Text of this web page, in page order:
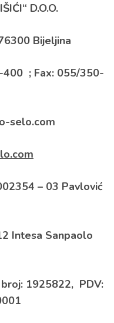
D.O.O.
Bijeljina
; Fax: 055/350-
selo.com
– 03 Pavlović
Intesa Sanpaolo
1925822, PDV: